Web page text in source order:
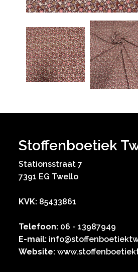
Stoffenboetiek
Stationsstraat 7
7391 EG Twello
KVK: 85433861
Telefoon: 06 - 13987949
E-mail:
Website: